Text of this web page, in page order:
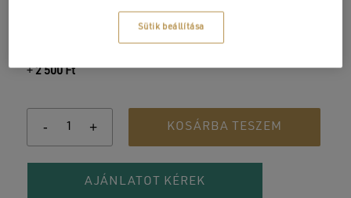
+2 500Ft
KOSÁRBA TESZEM
AJÁNLATOT KÉREK
Sütik beállítása